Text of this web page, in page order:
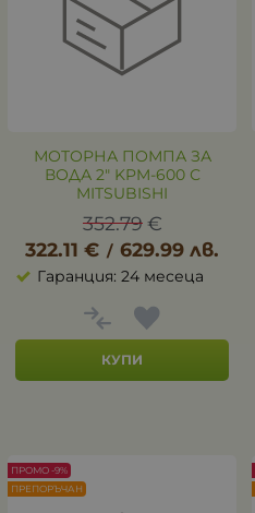
МОТОРНА ПОМПА ЗА
ВОДА 2" KPM-600 С
MITSUBISHI
352.79 €
322.11 € / 629.99 лв.
Гаранция: 24 месеца
КУПИ
ПРОМО -9%
ПРЕПОРЪЧАН